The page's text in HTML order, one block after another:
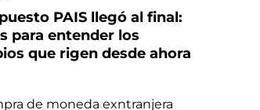
PAIS llegó al final:
para entender los
que rigen desde ahora